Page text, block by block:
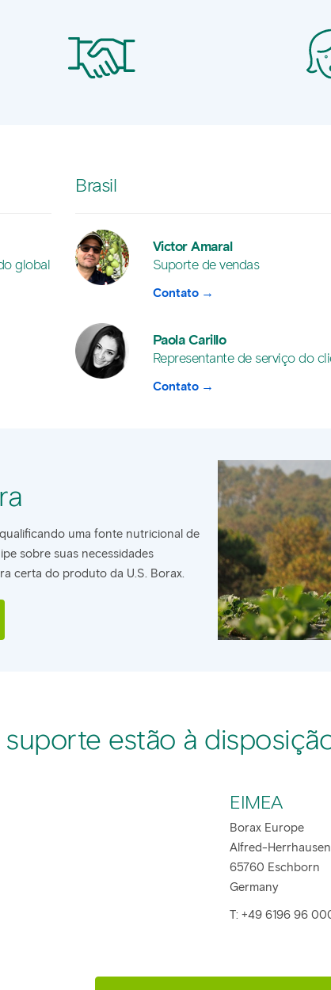
global
Brasil
Victor Amaral
Suporte de vendas
Contato
Paola Carillo
Representante de serviço do
Contato
uma fonte nutricional de
sobre suas necessidades
certa do produto da U.S. Borax.
estão à
EIMEA
Borax Europe
Alfred-
65760 Eschborn
Germany
T: +49 6196 96